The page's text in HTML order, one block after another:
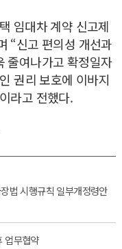
임대차 계약 신고제
“신고 편의성 개선과
줄여나가고 확정일자
권리 보호에 이바지
라고 전했다.
법 시행규칙 일부개정령안
업무협약